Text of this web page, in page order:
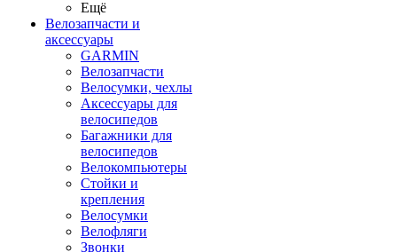
Ещё
Велозапчасти и
аксессуары
GARMIN
Велозапчасти
Велосумки, чехлы
Аксессуары для
велосипедов
Багажники для
велосипедов
Велокомпьютеры
Стойки и
крепления
Велосумки
Велофляги
Звонки